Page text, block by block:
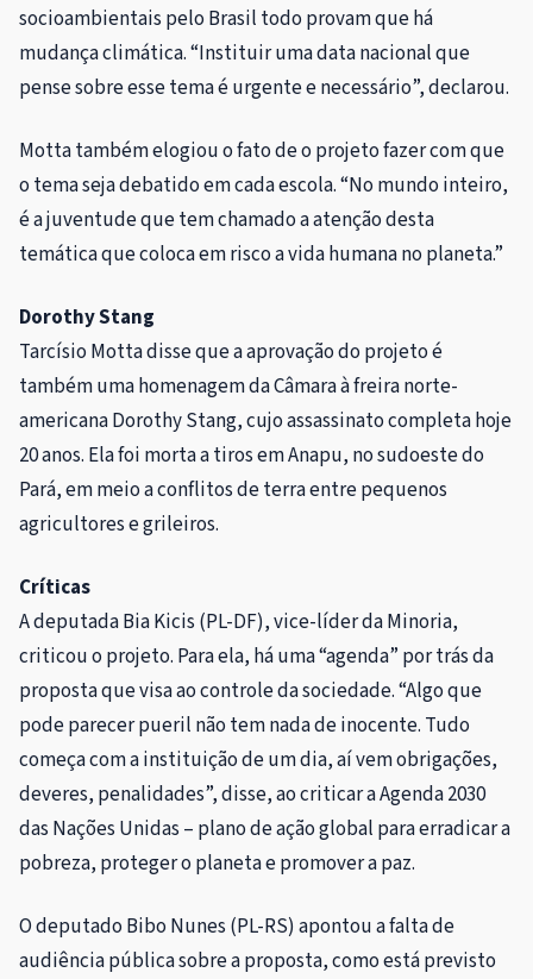
socioambientais pelo Brasil todo provam que há
mudança climática. “Instituir uma data nacional que
pense sobre esse tema é urgente e necessário”, declarou.
Motta também elogiou o fato de o projeto fazer com que
o tema seja debatido em cada escola. “No mundo inteiro,
é a juventude que tem chamado a atenção desta
temática que coloca em risco a vida humana no planeta.”
Dorothy Stang
Tarcísio Motta disse que a aprovação do projeto é
também uma homenagem da Câmara à freira norte-
americana Dorothy Stang, cujo assassinato completa hoje
20 anos. Ela foi morta a tiros em Anapu, no sudoeste do
Pará, em meio a conflitos de terra entre pequenos
agricultores e grileiros.
Críticas
A deputada Bia Kicis (PL-DF), vice-líder daMinoria,
criticou o projeto. Para ela, há uma “agenda” por trás da
proposta que visa ao controle da sociedade. “Algo que
pode parecer pueril não tem nada de inocente. Tudo
começa com a instituição de um dia, aí vem obrigações,
deveres, penalidades”, disse, ao criticar a Agenda 2030
das Nações Unidas – plano de ação global para erradicar a
pobreza, proteger o planeta e promover a paz.
O deputado Bibo Nunes (PL-RS) apontou a falta de
audiência pública sobre a proposta, como está previsto